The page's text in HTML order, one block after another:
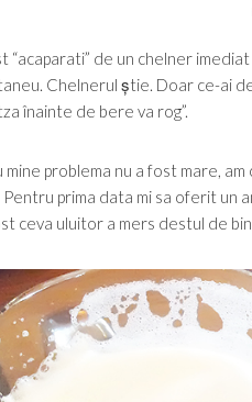
“acaparati” de un chelner
Chelnerul știe. Doar ce-ai
înainte de bere va rog”.
mine problema nu a fost mare,
prima data mi sa oferit un
ceva uluitor a mers destul de